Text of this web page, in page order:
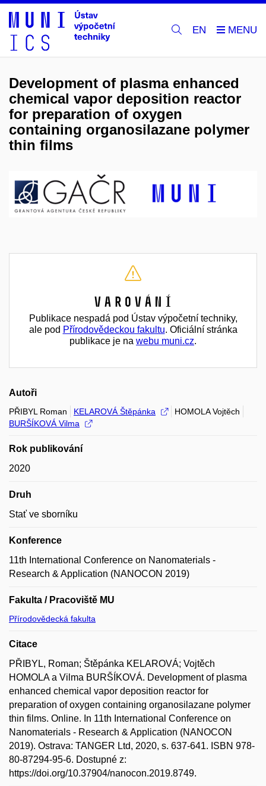
EN
Development of plasma enhanced
chemical vapor deposition reactor
for preparation of oxygen
containing organosilazane polymer
thin films
Varování
Publikace nespadá pod Ústav výpočetní techniky,
ale pod Přírodovědeckou fakultu. Oficiální stránka
publikace je na webu muni.cz.
Autoři
PŘIBYL Roman KELAROVÁ Štěpánka
HOMOLA Vojtěch
BURŠÍKOVÁ Vilma
Rok publikování
2020
Druh
Stať ve sborníku
Konference
11th International Conference on Nanomaterials -
Research & Application (NANOCON 2019)
Fakulta / Pracoviště MU
Přírodovědecká fakulta
Citace
PŘIBYL, Roman; Štěpánka KELAROVÁ; Vojtěch
HOMOLA a Vilma BURŠÍKOVÁ. Development of plasma
enhanced chemical vapor deposition reactor for
preparation of oxygen containing organosilazane polymer
thin films. Online. In 11th International Conference on
Nanomaterials - Research & Application (NANOCON
2019). Ostrava: TANGER Ltd, 2020, s. 637-641. ISBN 978-
80-87294-95-6. Dostupné z:
https://doi.org/10.37904/nanocon.2019.8749.